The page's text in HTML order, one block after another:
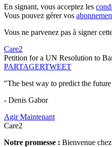
En signant, vous acceptez les
Vous pouvez gérer vos
Vous ne parvenez pas à signer
Care2
Petition for a UN Resolution to
PARTAGERTWEET
"The best way to predict the
- Denis Gabor
Agir Maintenant
Care2
Notre promesse : Bienvenue